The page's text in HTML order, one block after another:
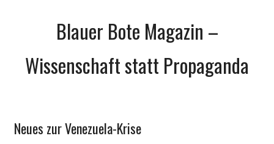
Blauer Bote Magazin –
Wissenschaft statt Propaganda
Gesellschaft
Neues zur Venezuela-Krise